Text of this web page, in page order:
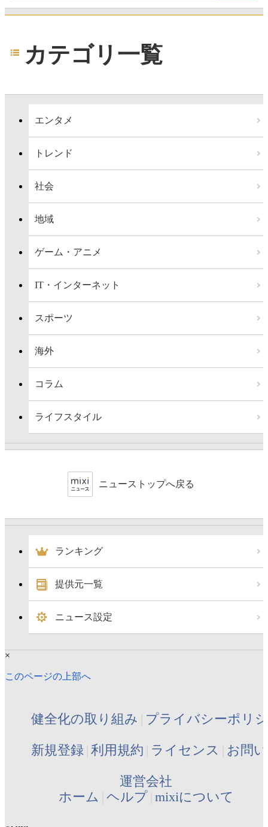
カテゴリ一覧
エンタメ
トレンド
社会
地域
ゲーム・アニメ
IT・インターネット
スポーツ
海外
コラム
ライフスタイル
ニューストップへ戻る
ランキング
提供元一覧
ニュース設定
×
このページの上部へ
健全化の取り組み プライバシーポリ
新規登録 利用規約 ライセンス お問
運営会社
ホーム ヘルプ mixiについて